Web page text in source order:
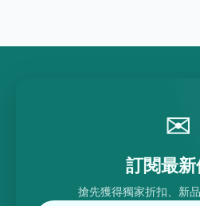
✉
訂閱最
搶先獲得獨家折扣、新